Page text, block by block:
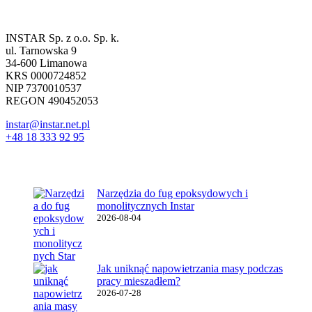
INSTAR Sp. z o.o. Sp. k.
ul. Tarnowska 9
34-600 Limanowa
KRS 0000724852
NIP 7370010537
REGON 490452053
instar@instar.net.pl
+48 18 333 92 95
Narzędzia do fug epoksydowych i
monolitycznych Instar
2026-08-04
Jak uniknąć napowietrzania masy podczas
pracy mieszadłem?
2026-07-28